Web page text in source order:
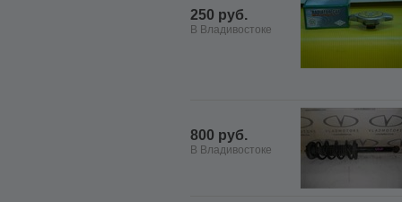
250 руб.
В Владивостоке
800 руб.
В Владивостоке